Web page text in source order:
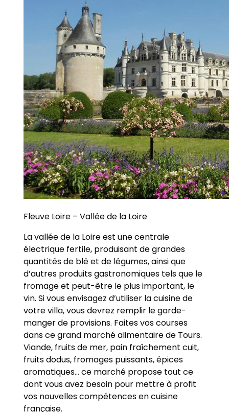
Fleuve Loire – Vallée de la Loire
La vallée de la Loire est une centrale
électrique fertile, produisant de grandes
quantités de blé et de légumes, ainsi que
d’autres produits gastronomiques tels que le
fromage et peut-être le plus important, le
vin. Si vous envisagez d’utiliser la cuisine de
votre villa, vous devrez remplir le garde-
manger de provisions. Faites vos courses
dans ce grand marché alimentaire de Tours.
Viande, fruits de mer, pain fraîchement cuit,
fruits dodus, fromages puissants, épices
aromatiques… ce marché propose tout ce
dont vous avez besoin pour mettre à profit
vos nouvelles compétences en cuisine
française.